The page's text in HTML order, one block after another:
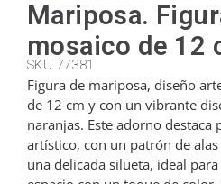
Cortadores
Cucharillas
Cucharones
Mariposa.
mosaico de 12
SKU 77381
Figura de mariposa, diseño
de 12 cm y con un vibrante
naranjas. Este adorno
artístico, con un patrón de
una delicada silueta, ideal